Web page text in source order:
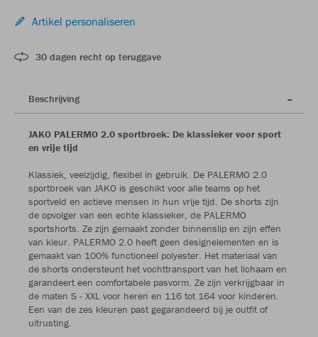
Artikel personaliseren
30 dagen recht op teruggave
Beschrijving
JAKO PALERMO 2.0 sportbroek: De klassieker voor sport
en vrije tijd
Klassiek, veelzijdig, flexibel in gebruik. De PALERMO 2.0
sportbroek van JAKO is geschikt voor alle teams op het
sportveld en actieve mensen in hun vrije tijd. De shorts zijn
de opvolger van een echte klassieker, de PALERMO
sportshorts. Ze zijn gemaakt zonder binnenslip en zijn effen
van kleur. PALERMO 2.0 heeft geen designelementen en is
gemaakt van 100% functioneel polyester. Het materiaal van
de shorts ondersteunt het vochttransport van het lichaam en
garandeert een comfortabele pasvorm. Ze zijn verkrijgbaar in
de maten S - XXL voor heren en 116 tot 164 voor kinderen.
Een van de zes kleuren past gegarandeerd bij je outfit of
uitrusting.